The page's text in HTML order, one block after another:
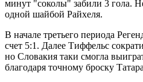
минут "соколы" забили 3 гола.
одной шайбой Райхеля.
В начале третьего периода
счет 5:1. Далее Тиффельс
но Словакия таки смогла
благодаря точному броску